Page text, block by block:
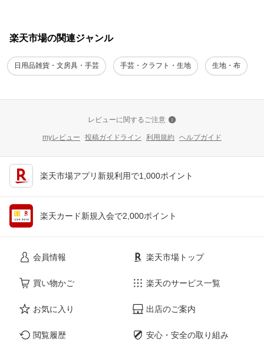
楽天市場の関連ジャンル
日用品雑貨・文房具・手芸 手芸・クラフト・生地 生地・布
レビューに関するご注意
myレビュー 投稿ガイドライン 利用規約 ヘルプガイド
楽天市場アプリ新規利用で1,000ポイント
楽天カード新規入会で2,000ポイント
会員情報
買い物かご
お気に入り
閲覧履歴
楽天市場トップ
楽天のサービス一覧
出店のご案内
安心・安全の取り組み